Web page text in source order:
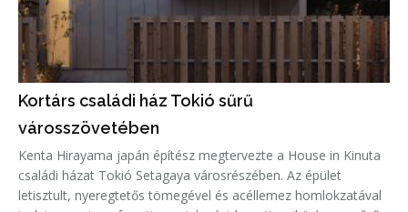
Kortárs családi ház Tokió sűrű
városszövetében
Kenta Hirayama japán építész megtervezte a House in Kinuta
családi házat Tokió Setagaya városrészében. Az épület
letisztult, nyeregtetős tömegével és acéllemez homlokzatával